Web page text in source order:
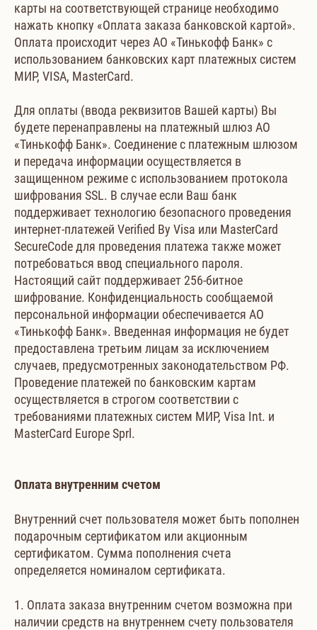
карты на соответствующей странице необходимо
нажать кнопку «Оплата заказа банковской картой».
Оплата происходит через АО «Тинькофф Банк» с
использованием банковских карт платежных систем
МИР, VISA, MasterCard.
Для оплаты (ввода реквизитов Вашей карты) Вы
будете перенаправлены на платежный шлюз АО
«Тинькофф Банк». Соединение с платежным шлюзом
и передача информации осуществляется в
защищенном режиме с использованием протокола
шифрования SSL. В случае если Ваш банк
поддерживает технологию безопасного проведения
интернет-платежей Verified By Visa или MasterCard
SecureCode для проведения платежа также может
потребоваться ввод специального пароля.
Настоящий сайт поддерживает 256-битное
шифрование. Конфиденциальность сообщаемой
персональной информации обеспечивается АО
«Тинькофф Банк». Введенная информация не будет
предоставлена третьим лицам за исключением
случаев, предусмотренных законодательством РФ.
Проведение платежей по банковским картам
осуществляется в строгом соответствии с
требованиями платежных систем МИР, Visa Int. и
MasterCard Europe Sprl.
Оплата внутренним счетом
Внутренний счет пользователя может быть пополнен
подарочным сертификатом или акционным
сертификатом. Сумма пополнения счета
определяется номиналом сертификата.
1. Оплата заказа внутренним счетом возможна при
наличии средств на внутреннем счету пользователя